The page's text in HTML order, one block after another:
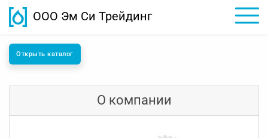
ООО Эм Си Трейдинг
Открыть каталог
О компании